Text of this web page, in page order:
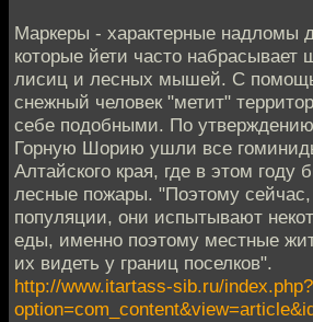
Маркеры - характерные надломы
которые йети часто набрасывает
лисиц и лесных мышей. С
снежный человек "метит"
себе подобными. По
Горную Шорию ушли все
Алтайского края, где в этом году
лесные пожары. "Поэтому сейчас,
популяции, они испытывают
еды, именно поэтому местные
их видеть у границ поселков".
http://www.itartass-sib.ru/index.php?